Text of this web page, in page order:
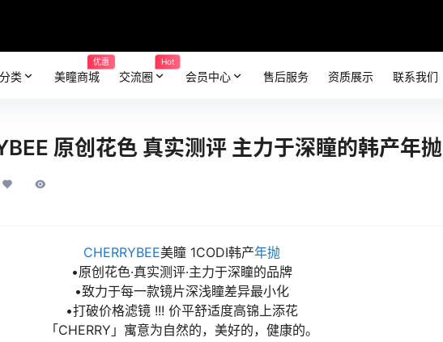
类 美瞳商城
优惠
交流圈
Hot
会员中心 售后服务 资质展示 联系我们
原创花色 真实测评 主力于深瞳的韩产年抛
CHERRYBEE美瞳 1CODI韩产年抛
•原创花色·真实测评·主力于深瞳的品牌
•致力于每一款镜片深浅瞳差异最小化
•打破价格滤镜 !!! 价平舒适度高锦上添花
「CHERRY」寓意为自然的，美好的，健康的。